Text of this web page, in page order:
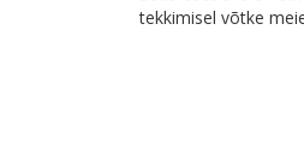
tekkimisel võtke